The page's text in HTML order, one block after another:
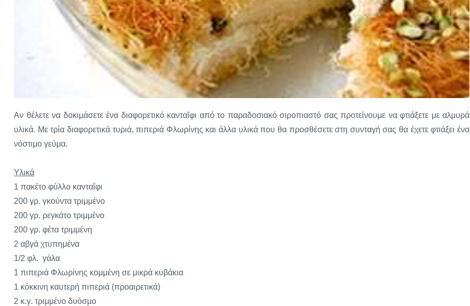
Αν θέλετε να δοκιμάσετε ένα διαφορετικό κανταΐφι από το παραδοσιακό σιροπιαστό σας προτείνουμε να φτιάξετε με αλμυρά
υλικά. Με τρία διαφορετικά τυριά, πιπεριά Φλωρίνης και άλλα υλικά που θα προσθέσετε στη συνταγή σας θα έχετε φτιάξει ένα
νόστιμο γεύμα.
Yλικά
1 πακέτο φύλλο κανταΐφι
200 γρ. γκούντα τριμμένο
200 γρ. ρεγκάτο τριμμένο
200 γρ. φέτα τριμμένη
2 αβγά χτυπημένα
1/2 φλ. γάλα
1 πιπεριά Φλωρίνης κομμένη σε μικρά κυβάκια
1 κόκκινη καυτερή πιπεριά (προαιρετικά)
2 κ.γ. τριμμένο δυόσμο